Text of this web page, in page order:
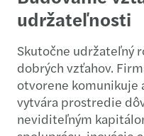
udržateľnosti
Skutočne udržateľný
dobrých vzťahov.
otvorene komunikuje
vytvára prostredie
neviditeľným